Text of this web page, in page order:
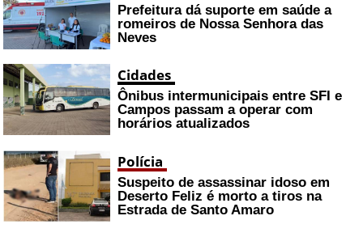
Prefeitura dá suporte em saúde a
romeiros de Nossa Senhora das
Neves
Cidades
Ônibus intermunicipais entre SFI e
Campos passam a operar com
horários atualizados
Polícia
Suspeito de assassinar idoso em
Deserto Feliz é morto a tiros na
Estrada de Santo Amaro